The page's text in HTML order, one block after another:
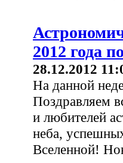
2012 года
28.12.2012
На данной
Поздравляем
и любителей
неба,
Вселенной!